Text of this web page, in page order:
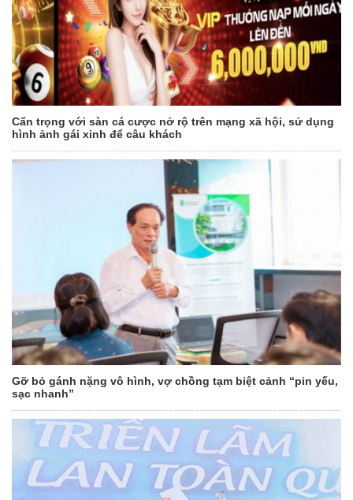
Cẩn trọng với sàn cá cược nở rộ trên mạng xã hội, sử dụng
hình ảnh gái xinh để câu khách
Gỡ bỏ gánh nặng vô hình, vợ chồng tạm biệt cảnh “pin yếu,
sạc nhanh”